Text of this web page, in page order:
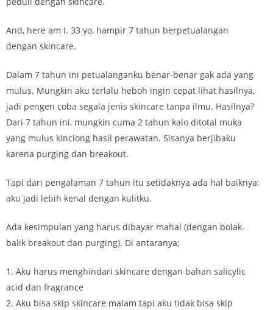
And, here am I. 33 yo, hampir 7 tahun berpetualangan
dengan skincare.
Dalam 7 tahun ini petualanganku benar-benar gak ada yang
mulus. Mungkin aku terlalu heboh ingin cepat lihat hasilnya,
jadi pengen coba segala jenis skincare tanpa ilmu. Hasilnya?
Dari 7 tahun ini, mungkin cuma 2 tahun kalo ditotal muka
yang mulus kinclong hasil perawatan. Sisanya berjibaku
karena purging dan breakout.
Tapi dari pengalaman 7 tahun itu setidaknya ada hal baiknya:
aku jadi lebih kenal dengan kulitku.
Ada kesimpulan yang harus dibayar mahal (dengan bolak-
balik breakout dan purging). Di antaranya;
1. Aku harus menghindari skincare dengan bahan salicylic
acid dan fragrance
2. Aku bisa skip skincare malam tapi aku tidak bisa skip